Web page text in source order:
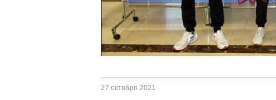
27 октября 2021